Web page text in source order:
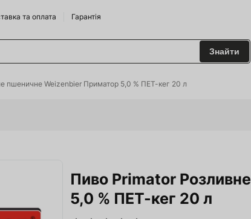
та оплата Гарантія
Сидрариї
Знайти
пшеничне Weizenbier Приматор 5,0 % ПЕТ-кег 20 л
Пиво Primator
5,0 % ПЕТ-кег 20 л